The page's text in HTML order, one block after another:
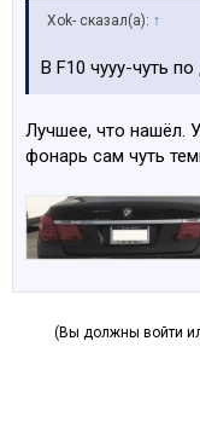
Xok- сказал(а): ↑
В F10 чууу-чуть
Лучшее, что нашёл.
фонарь сам чуть
(Вы должны войти